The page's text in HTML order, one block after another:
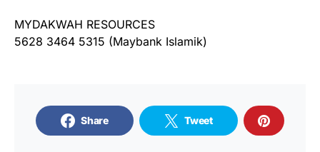
MYDAKWAH RESOURCES
5628 3464 5315 (Maybank Islamik)
Share Tweet